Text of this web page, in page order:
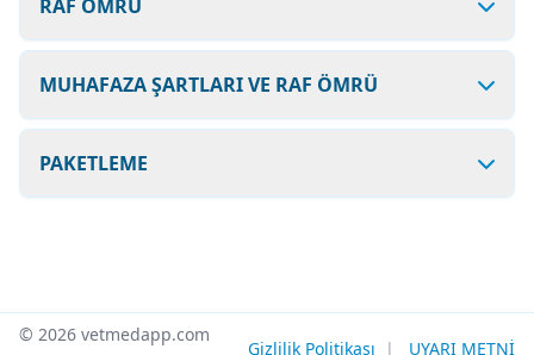
RAF ÖMRÜ
MUHAFAZA ŞARTLARI VE RAF ÖMRÜ
PAKETLEME
© 2026 vetmedapp.com
Gizlilik Politikası | UYARI METNİ